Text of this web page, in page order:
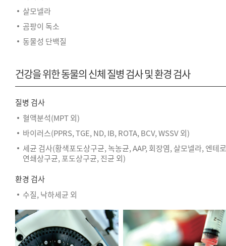
살모넬라
곰팡이 독소
동물성 단백질
건강을 위한 동물의 신체 질병 검사 및 환경 검사
질병 검사
혈액분석(MPT 외)
바이러스(PPRS, TGE, ND, IB, ROTA, BCV, WSSV 외)
세균 검사(황색포도상구균, 녹농균, AAP, 회장염, 살모넬라, 엔테
연쇄상구균, 포도상구균, 진균 외)
환경 검사
수질, 낙하세균 외